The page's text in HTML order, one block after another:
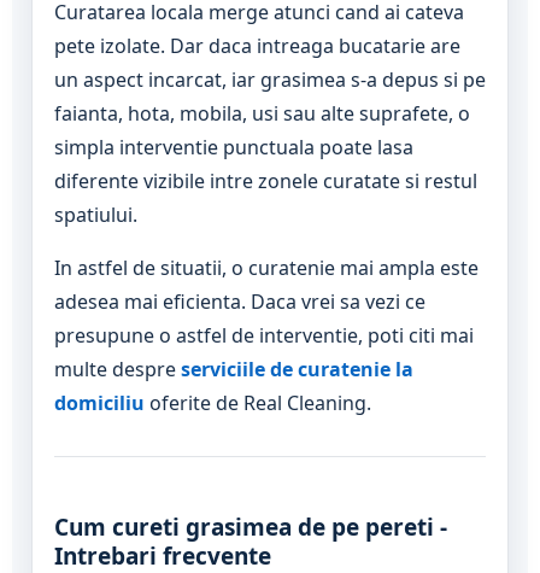
Curatarea locala merge atunci cand ai cateva
pete izolate. Dar daca intreaga bucatarie are
un aspect incarcat, iar grasimea s-a depus si pe
faianta, hota, mobila, usi sau alte suprafete, o
simpla interventie punctuala poate lasa
diferente vizibile intre zonele curatate si restul
spatiului.
In astfel de situatii, o curatenie mai ampla este
adesea mai eficienta. Daca vrei sa vezi ce
presupune o astfel de interventie, poti citi mai
multe despreserviciile de curatenie la
domiciliu oferite de Real Cleaning.
Cum cureti grasimea de pe pereti -
Intrebari frecvente